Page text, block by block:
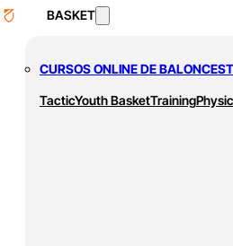
BASKET
CURSOS ONLINE DE
TacticYouth BasketTraining